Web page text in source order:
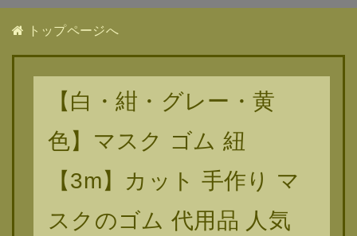
トップページへ
【白・紺・グレー・黄
色】マスク ゴム 紐
【3m】カット 手作り マ
スクのゴム 代用品 人気